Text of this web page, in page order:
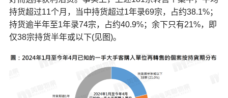
持货超过11个月，当中持货超过1年录69宗，占约38.1%；
持货逾半年至1年录74宗，占约40.9%；余下只有21%，即
仅38宗持货半年或以下(见图)。